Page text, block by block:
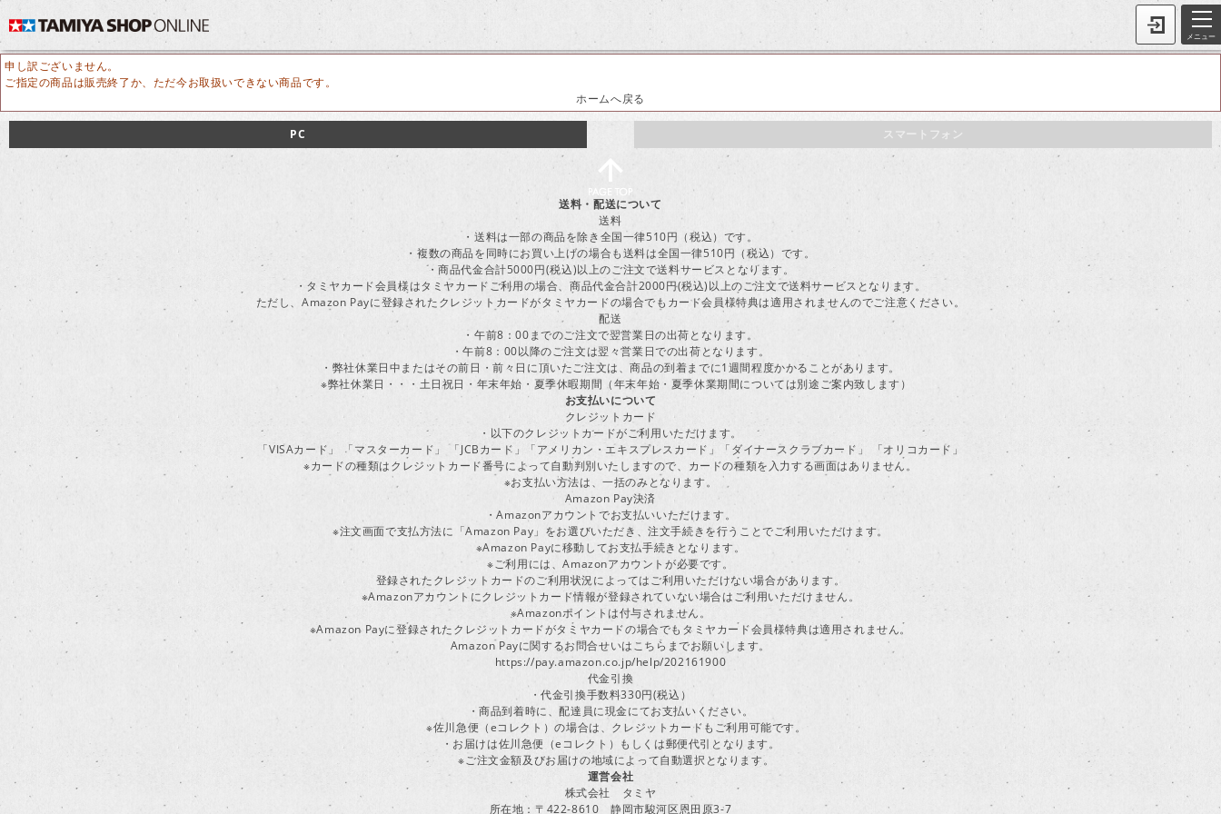
メニュー
申し訳ございません。
ご指定の商品は販売終了か、ただ今お取扱いできない商品です。
ホームへ戻る
スマートフォン
PC
送料・配送について
送料
・送料は一部の商品を除き全国一律510円（税込）です。
・複数の商品を同時にお買い上げの場合も送料は全国一律510円（税込）です。
・商品代金合計5000円(税込)以上のご注文で送料サービスとなります。
・タミヤカード会員様はタミヤカードご利用の場合、商品代金合計2000円(税込)以上のご注文で送料サービスとなります。
ただし、Amazon Payに登録されたクレジットカードがタミヤカードの場合でもカード会員様特典は適用されませんのでご注意ください。
配送
・午前8：00までのご注文で翌営業日の出荷となります。
・午前8：00以降のご注文は翌々営業日での出荷となります。
・弊社休業日中またはその前日・前々日に頂いたご注文は、商品の到着までに1週間程度かかることがあります。
※弊社休業日・・・土日祝日・年末年始・夏季休暇期間（年末年始・夏季休業期間については別途ご案内致します）
お支払いについて
クレジットカード
・以下のクレジットカードがご利用いただけます。
「VISAカード」 「マスターカード」 「JCBカード」「アメリカン・エキスプレスカード」「ダイナースクラブカード」 「オリコカード」
※カードの種類はクレジットカード番号によって自動判別いたしますので、カードの種類を入力する画面はありません。
※お支払い方法は、一括のみとなります。
Amazon Pay決済
・Amazonアカウントでお支払いいただけます。
※注文画面で支払方法に「Amazon Pay」をお選びいただき、注文手続きを行うことでご利用いただけます。
※Amazon Payに移動してお支払手続きとなります。
※ご利用には、Amazonアカウントが必要です。
登録されたクレジットカードのご利用状況によってはご利用いただけない場合があります。
※Amazonアカウントにクレジットカード情報が登録されていない場合はご利用いただけません。
※Amazonポイントは付与されません。
※Amazon Payに登録されたクレジットカードがタミヤカードの場合でもタミヤカード会員様特典は適用されません。
Amazon Payに関するお問合せいはこちらまでお願いします。
https://pay.amazon.co.jp/help/202161900
代金引換
・代金引換手数料330円(税込）
・商品到着時に、配達員に現金にてお支払いください。
※佐川急便（eコレクト）の場合は、クレジットカードもご利用可能です。
・お届けは佐川急便（eコレクト）もしくは郵便代引となります。
※ご注文金額及びお届けの地域によって自動選択となります。
運営会社
株式会社 タミヤ
所在地：〒422-8610 静岡市駿河区恩田原3-7